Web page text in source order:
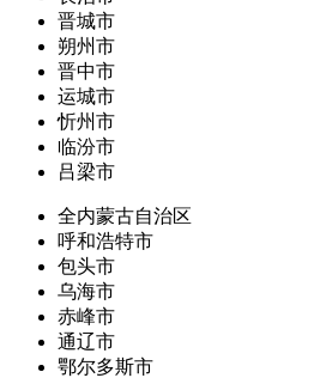
晋城市
朔州市
晋中市
运城市
忻州市
临汾市
吕梁市
全内蒙古自治区
呼和浩特市
包头市
乌海市
赤峰市
通辽市
鄂尔多斯市